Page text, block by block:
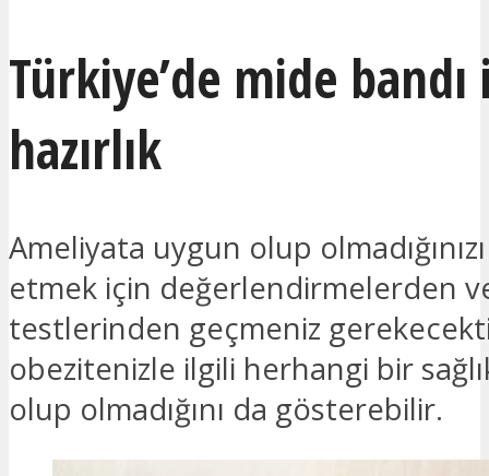
Türkiye’de mide bandı
hazırlık
Ameliyata uygun olup
etmek için değerlendirmelerden
testlerinden geçmeniz
obezitenizle ilgili herhangi bir
olup olmadığını da gösterebilir.